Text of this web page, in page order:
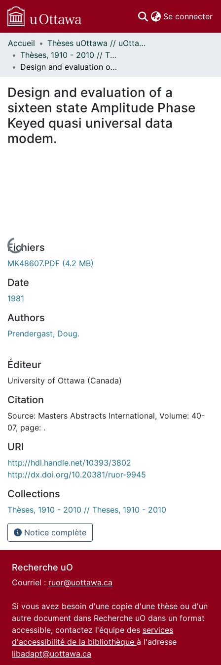
Se connecter
Communautés
et collections
Parcourir
À propos
Accueil
Thèses uOttawa // uOttawa Theses
Thèses, 1910 - 2010 // Theses, 1910 - 2010
Design and evaluation of a sixteen state Amplitude Phase Keyed quasi universal data modem.
Design and evaluation of a
sixteen state Amplitude Phase
Keyed quasi universal data
modem.
En cours de chargement...
Fichiers
MK48607.PDF (4.2 MB)
Date
1981
Authors
Prendergast, Doug.
Éditeur
University of Ottawa (Canada)
Citation
Source: Masters Abstracts International, Volume: 40-
07, page: .
URI
http://hdl.handle.net/10393/3802
http://dx.doi.org/10.20381/ruor-9945
Collections
Thèses, 1910 - 2010 // Theses, 1910 - 2010
Notice complète
Recherche uO
Courriel : ruor@uottawa.ca
Si vous avez besoin d'une copie d'une thèse ou d'un
autre document dans Recherche uO dans un format
accessible, contactez l'équipe des services
d'accessibilité de la bibliothèque à l'adresse
libadapt@uottawa.ca